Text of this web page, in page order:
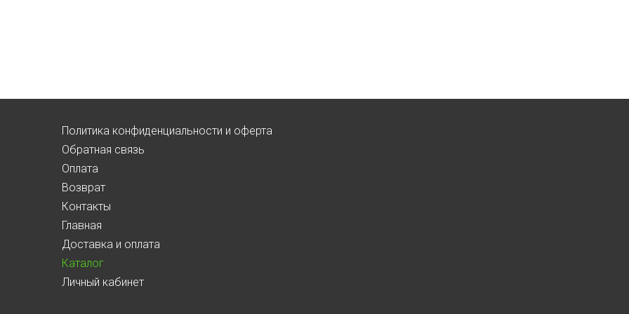
Политика конфиденциальности и оферта
Обратная связь
Оплата
Возврат
Контакты
Главная
Доставка и оплата
Каталог
Личный кабинет